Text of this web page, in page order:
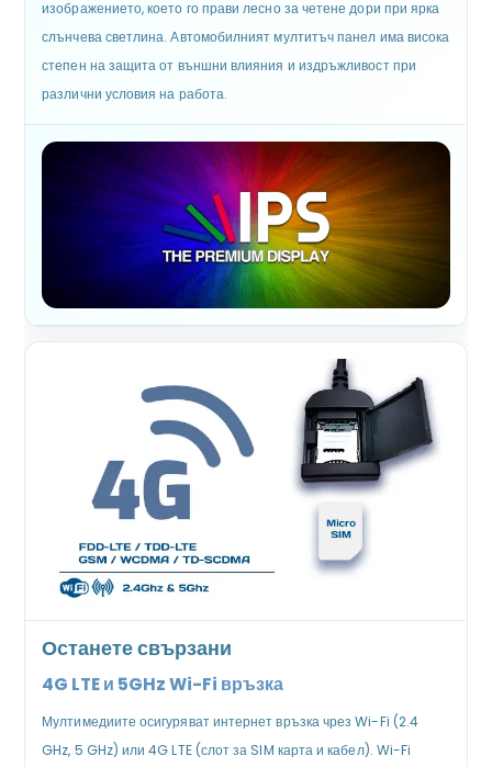
изображението, което го прави лесно за четене дори при ярка
слънчева светлина. Автомобилният мултитъч панел има висока
степен на защита от външни влияния и издръжливост при
различни условия на работа.
Останете свързани
4G LTE и 5GHz Wi-Fi връзка
Мултимедиите осигуряват интернет връзка чрез Wi-Fi (2.4
GHz, 5 GHz) или 4G LTE (слот за SIM карта и кабел). Wi-Fi